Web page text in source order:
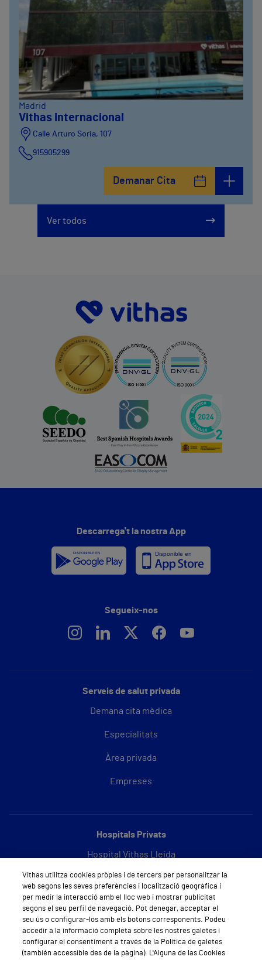
Madrid
Vithas Internacional
Calle Arturo Soria, 107
915905299
Demanar Cita
Ver todos
Serveis de salut privada
Demana cita mèdica
Especialitats
Àrea privada
Empreses
Hospitals Privats
Hospital Vithas Lleida
Hospital Vithas Barcelona
Sobre Vithas
Qui som
Descarrega't la nostra App
Segueix-nos
Vithas utilitza cookies pròpies i de tercers per personalitzar la
web segons les seves preferències i localització geogràfica i
per medir la interacció amb el lloc web i mostrar publicitat
segons el seu perfil de navegació. Pot denegar, acceptar el
seu ús o configurar-los amb els botons corresponents. Podeu
accedir a la informació completa sobre les nostres galetes i
configurar el consentiment a través de la Política de galetes
(también accessible des de la pàgina). L'Alguna de las Cookies